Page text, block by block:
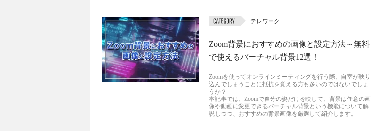
テレワーク
Zoom背景におすすめの画像と設定方法～無料
で使えるバーチャル背景12選！
Zoomを使ってオンラインミーティングを行う際、自室が映り
込んでしまうことに抵抗を覚える方も多いのではないでしょ
うか？
本記事では、Zoomで自分の姿だけを映して、背景は任意の画
像や動画に変更できるバーチャル背景という機能について解
説しつつ、おすすめの背景画像を厳選して紹介します。